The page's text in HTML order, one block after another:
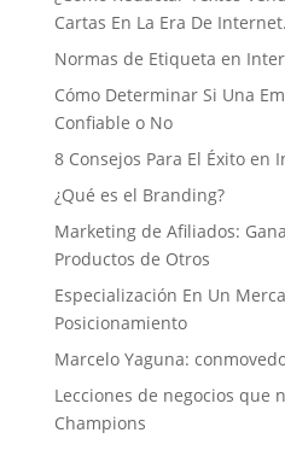
Cartas En La Era De Internet.
Normas de Etiqueta en
Cómo Determinar Si Una
Confiable o No
8 Consejos Para El Éxito en
¿Qué es el Branding?
Marketing de Afiliados:
Productos de Otros
Especialización En Un
Posicionamiento
Marcelo Yaguna:
Lecciones de negocios que
Champions